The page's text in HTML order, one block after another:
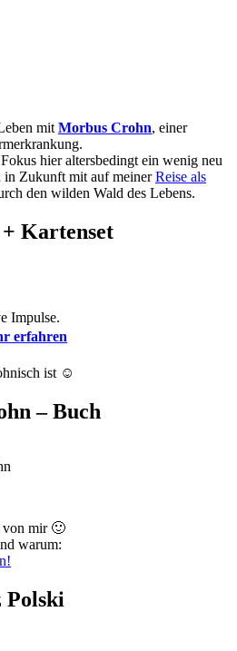
mit Morbus Crohn, einer
hier altersbedingt ein wenig neu
in Zukunft mit auf meinerReise als
den wilden Wald des Lebens.
Kartenset
Impulse.
erfahren
ist ☺️
– Buch
von mir 🙂
warum:
Polski